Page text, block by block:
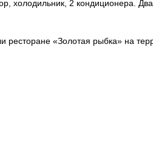
холодильник, 2 кондиционера.
ресторане «Золотая рыбка» на